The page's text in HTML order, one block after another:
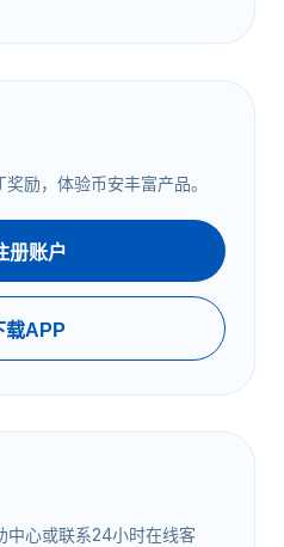
励，体验币安丰富产品。
册账户
载APP
中心或联系24小时在线客